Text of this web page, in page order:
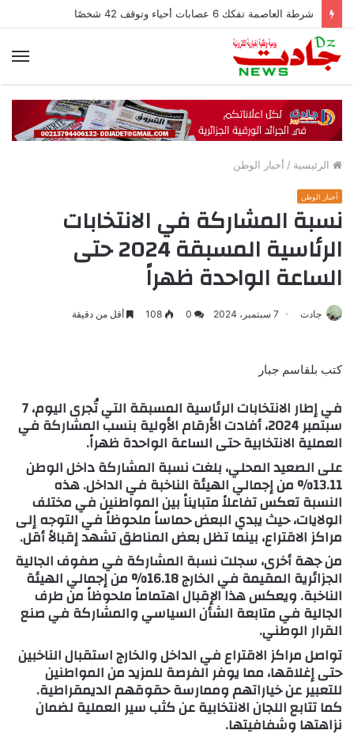
شرطة العاصمة تفكك 6 عصابات أحياء وتوقف 42 شخصًا
الرئيسية / أخبار الوطن
أخبار الوطن
نسبة المشاركة في الانتخابات
الرئاسية المسبقة 2024 حتى
الساعة الواحدة ظهراً
جادت 7 سبتمبر، 2024 0
108 أقل من دقيقة
كتب بلقاسم جبار
في إطار الانتخابات الرئاسية المسبقة التي تُجرى اليوم، 7
سبتمبر 2024، أفادت الأرقام الأولية بنسب المشاركة في
العملية الانتخابية حتى الساعة الواحدة ظهراً.
على الصعيد المحلي، بلغت نسبة المشاركة داخل الوطن
13.11% من إجمالي الهيئة الناخبة في الداخل. هذه
النسبة تعكس تفاعلاً متبايناً بين المواطنين في مختلف
الولايات، حيث يبدي البعض حماساً ملحوظاً في التوجه إلى
مراكز الاقتراع، بينما تظل بعض المناطق تشهد إقبالاً أقل.
من جهة أخرى، سجلت نسبة المشاركة في صفوف الجالية
الجزائرية المقيمة في الخارج 16.18% من إجمالي الهيئة
الناخبة. ويعكس هذا الإقبال اهتماماً ملحوظاً من طرف
الجالية في متابعة الشأن السياسي والمشاركة في صنع
القرار الوطني.
تواصل مراكز الاقتراع في الداخل والخارج استقبال الناخبين
حتى إغلاقها، مما يوفر الفرصة للمزيد من المواطنين
للتعبير عن خياراتهم وممارسة حقوقهم الديمقراطية.
كما تتابع اللجان الانتخابية عن كثب سير العملية لضمان
نزاهتها وشفافيتها.